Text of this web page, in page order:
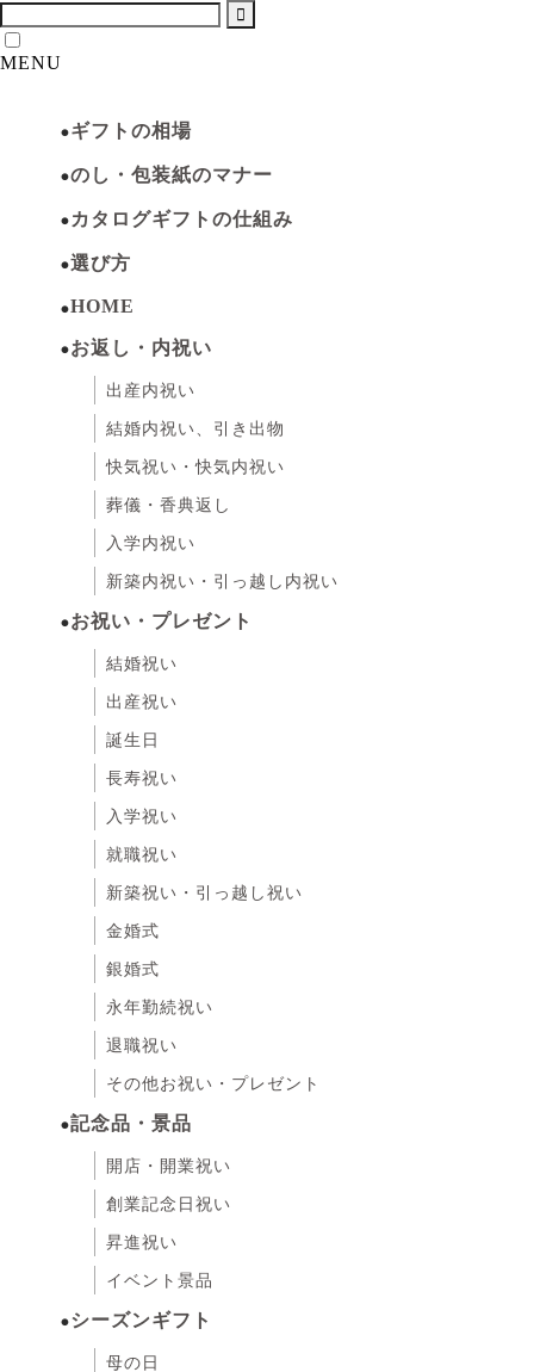
MENU
ギフトの相場
のし・包装紙のマナー
カタログギフトの仕組み
選び方
HOME
お返し・内祝い
出産内祝い
結婚内祝い、引き出物
快気祝い・快気内祝い
葬儀・香典返し
入学内祝い
新築内祝い・引っ越し内祝い
お祝い・プレゼント
結婚祝い
出産祝い
誕生日
長寿祝い
入学祝い
就職祝い
新築祝い・引っ越し祝い
金婚式
銀婚式
永年勤続祝い
退職祝い
その他お祝い・プレゼント
記念品・景品
開店・開業祝い
創業記念日祝い
昇進祝い
イベント景品
シーズンギフト
母の日